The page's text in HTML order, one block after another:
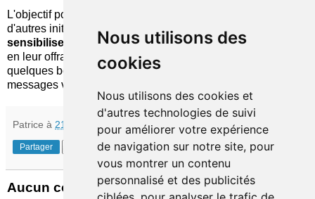
Nous utilisons des
cookies
Nous utilisons des cookies et
d'autres technologies de suivi
pour améliorer votre expérience
de navigation sur notre site, pour
vous montrer un contenu
personnalisé et des publicités
L'objectif pour SaveUp comme pour Bank of the West (qui a
d'autres initiatives dans ce sens) est avant tout de
sensibiliser
les consommateursaux vertus de l'épargne
en leur offrant un argument ludique pour déclencher
quelques bons réflexes. Voilà qui change de bon nombre de
messages véhiculés par les banques !
Patrice à 21:04
Partager
Aucun commentaire: